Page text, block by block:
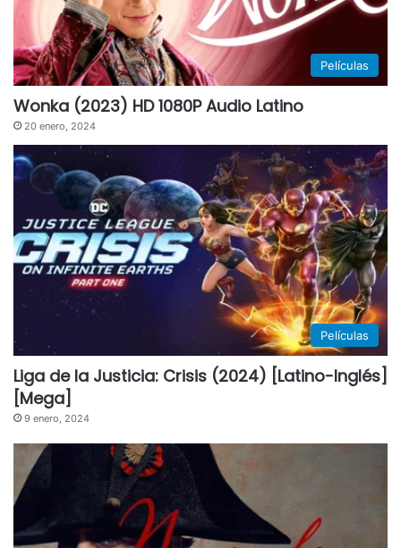
Películas
Wonka (2023) HD 1080P Audio Latino
20 enero, 2024
Películas
Liga de la Justicia: Crisis (2024) [Latino-Inglés]
[Mega]
9 enero, 2024